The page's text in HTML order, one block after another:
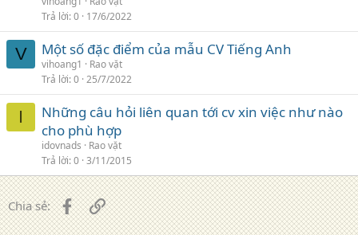
Trả lời 0 17/6/2022
V Một số đặc điểm của mẫu CV Tiếng Anh
vihoang1
Rao vặt
Trả lời 0 25/7/2022
I
Những câu hỏi liên quan tới cv xin việc như nào
cho phù hợp
idovnads
Rao vặt
Trả lời 0 3/11/2015
Chia sẻ: FacebookLiên kết